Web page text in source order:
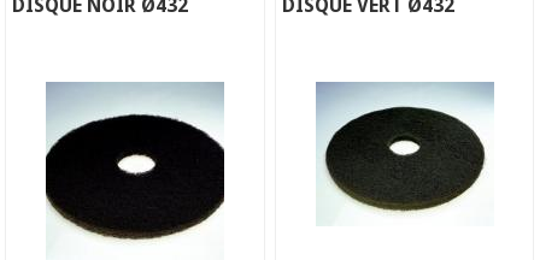
DISQUE NOIR Ø432 DISQUE VERT Ø432